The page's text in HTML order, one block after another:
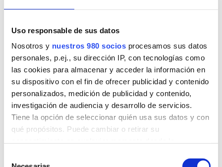
Uso responsable de sus datos
Nosotros y nuestros 980 socios procesamos sus datos
personales, p.ej., su dirección IP, con tecnologías como
las cookies para almacenar y acceder la información en
su dispositivo con el fin de ofrecer publicidad y contenido
personalizados, medición de publicidad y contenido,
investigación de audiencia y desarrollo de servicios.
Tiene la opción de seleccionar quién usa sus datos y con
qué propósitos. Puede cambiar o retirar su
consentimiento.
WhatsApp
WordPressde
atención al
cliente